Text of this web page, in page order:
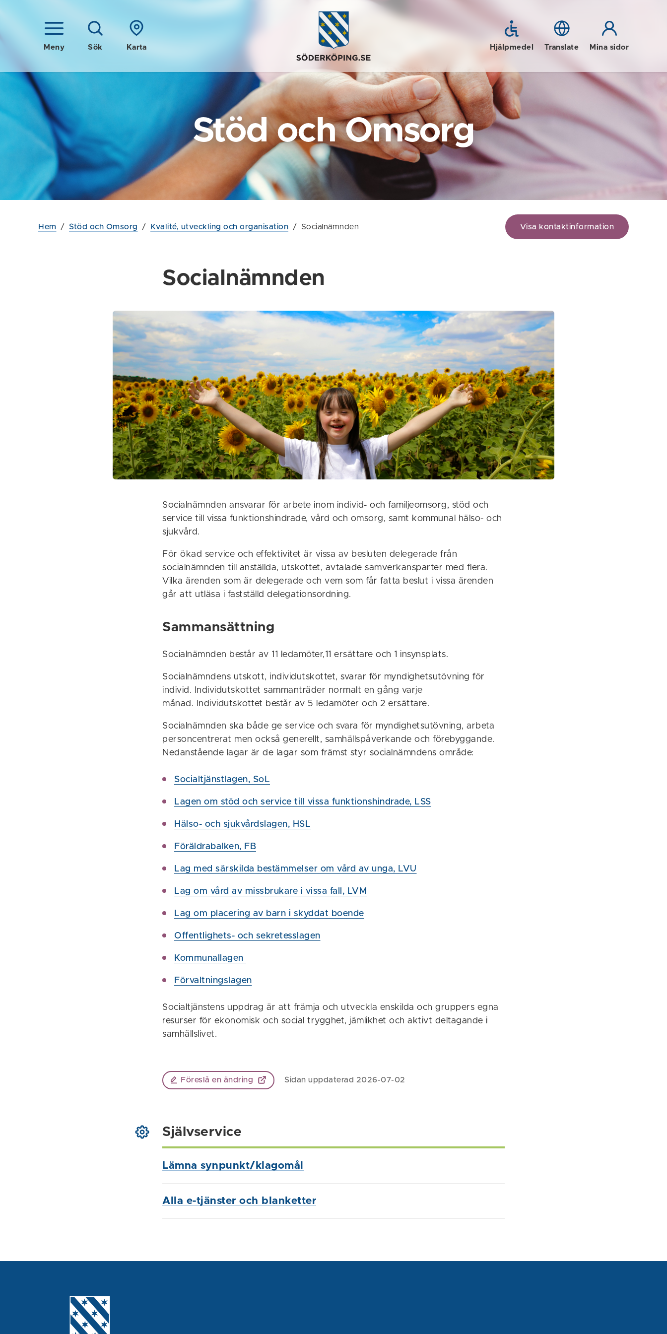
Meny Sök Karta Hjälpmedel Translate Mina sidor
Stöd och Omsorg
Hem / Stöd och Omsorg / Kvalité, utveckling och organisation / Socialnämnden Visa kontaktinformation
Socialnämnden
Socialnämnden ansvarar för arbete inom individ- och familjeomsorg, stöd och
service till vissa funktionshindrade, vård och omsorg, samt kommunal hälso- och
sjukvård.
För ökad service och effektivitet är vissa av besluten delegerade från
socialnämnden till anställda, utskottet, avtalade samverkansparter med flera.
Vilka ärenden som är delegerade och vem som får fatta beslut i vissa ärenden
går att utläsa i fastställd delegationsordning.
Sammansättning
Socialnämnden består av 11 ledamöter,11 ersättare och 1 insynsplats.
Socialnämndens utskott, individutskottet, svarar för myndighetsutövning för
individ. Individutskottet sammanträder normalt en gång varje
månad. Individutskottet består av 5 ledamöter och 2 ersättare.
Socialnämnden ska både ge service och svara för myndighetsutövning, arbeta
personcentrerat men också generellt, samhällspåverkande och förebyggande.
Nedanstående lagar är de lagar som främst styr socialnämndens område:
Socialtjänstlagen, SoL
Lagen om stöd och service till vissa funktionshindrade, LSS
Hälso- och sjukvårdslagen, HSL
Föräldrabalken, FB
Lag med särskilda bestämmelser om vård av unga, LVU
Lag om vård av missbrukare i vissa fall, LVM
Lag om placering av barn i skyddat boende
Offentlighets- och sekretesslagen
Kommunallagen
Förvaltningslagen
Socialtjänstens uppdrag är att främja och utveckla enskilda och gruppers egna
resurser för ekonomisk och social trygghet, jämlikhet och aktivt deltagande i
samhällslivet.
Föreslå en ändring Sidan uppdaterad 2026-07-02
Självservice
Lämna synpunkt/klagomål
Alla e-tjänster och blanketter